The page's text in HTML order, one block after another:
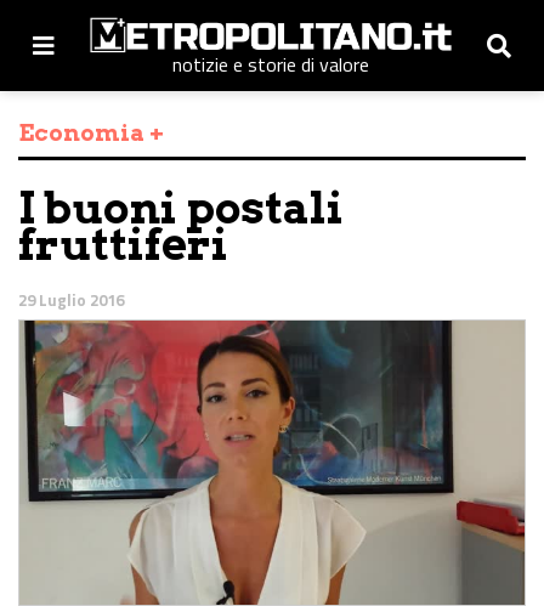
notizie e storie di valore
Economia +
I buoni postali
fruttiferi
29 Luglio 2016